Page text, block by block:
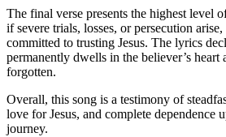
The final verse presents the highest level
if severe trials, losses, or persecution
committed to trusting Jesus. The lyrics
permanently dwells in the believer’s heart
forgotten.
Overall, this song is a testimony of
love for Jesus, and complete dependence
journey.